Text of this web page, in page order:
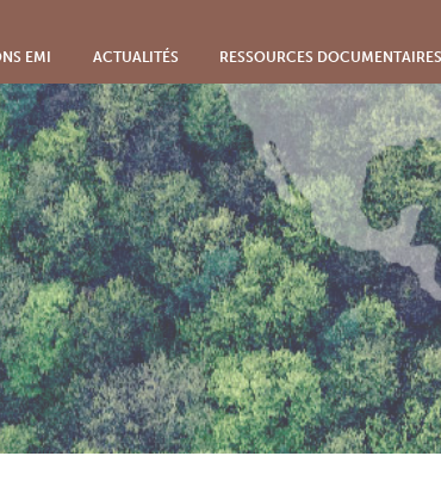
EMI ACTUALITÉS RESSOURCES DOCUMENTAIRES